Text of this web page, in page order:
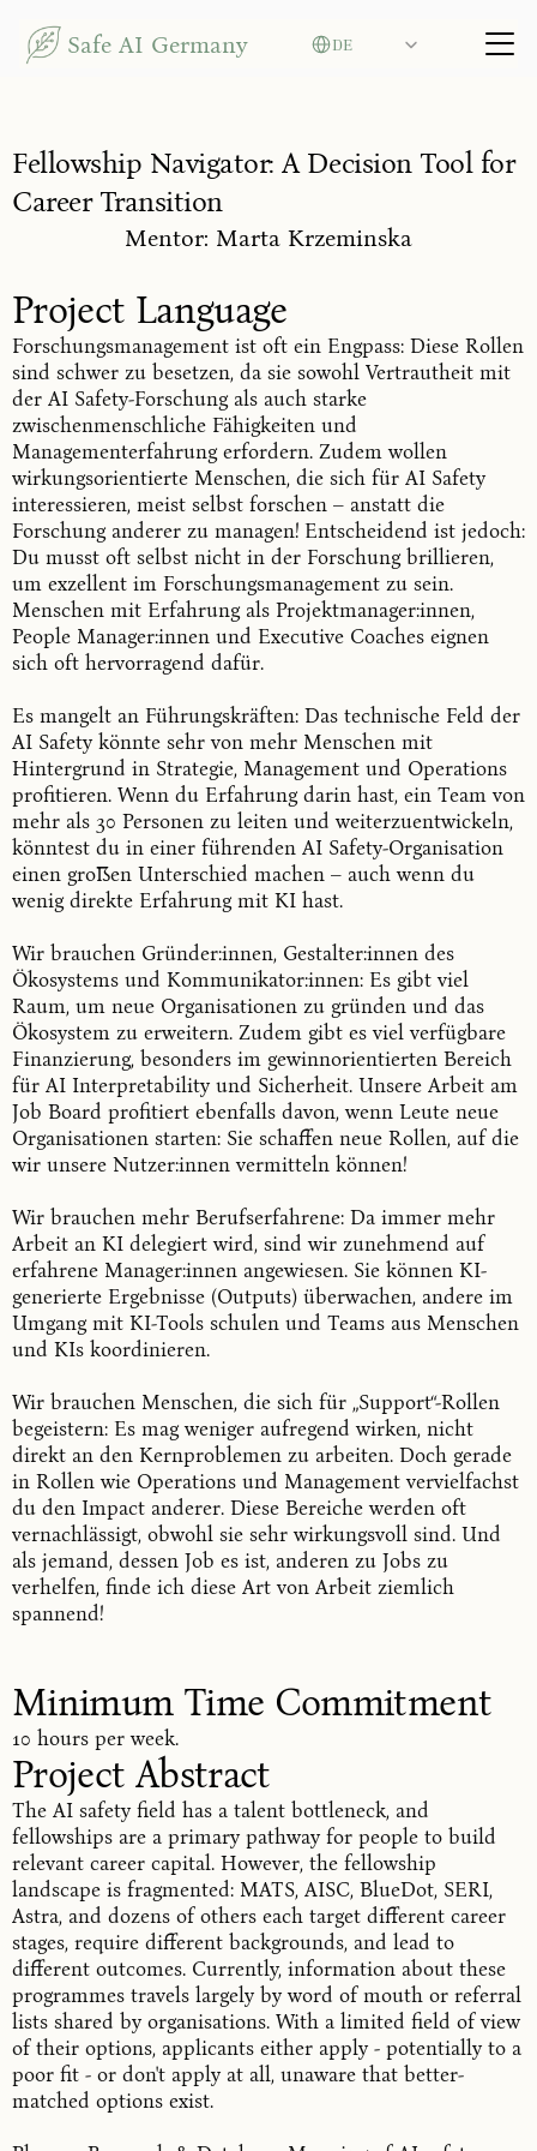
Safe AI Germany DE
Fellowship Navigator: A Decision Tool for
Career Transition
Mentor: Marta Krzeminska
Project Language
Forschungsmanagement ist oft ein Engpass: Diese Rollen
sind schwer zu besetzen, da sie sowohl Vertrautheit mit
der AI Safety-Forschung als auch starke
zwischenmenschliche Fähigkeiten und
Managementerfahrung erfordern. Zudem wollen
wirkungsorientierte Menschen, die sich für AI Safety
interessieren, meist selbst forschen – anstatt die
Forschung anderer zu managen! Entscheidend ist jedoch:
Du musst oft selbst nicht in der Forschung brillieren,
um exzellent im Forschungsmanagement zu sein.
Menschen mit Erfahrung als Projektmanager:innen,
People Manager:innen und Executive Coaches eignen
sich oft hervorragend dafür.
Es mangelt an Führungskräften: Das technische Feld der
AI Safety könnte sehr von mehr Menschen mit
Hintergrund in Strategie, Management und Operations
profitieren. Wenn du Erfahrung darin hast, ein Team von
mehr als 30 Personen zu leiten und weiterzuentwickeln,
könntest du in einer führenden AI Safety-Organisation
einen großen Unterschied machen – auch wenn du
wenig direkte Erfahrung mit KI hast.
Wir brauchen Gründer:innen, Gestalter:innen des
Ökosystems und Kommunikator:innen: Es gibt viel
Raum, um neue Organisationen zu gründen und das
Ökosystem zu erweitern. Zudem gibt es viel verfügbare
Finanzierung, besonders im gewinnorientierten Bereich
für AI Interpretability und Sicherheit. Unsere Arbeit am
Job Board profitiert ebenfalls davon, wenn Leute neue
Organisationen starten: Sie schaffen neue Rollen, auf die
wir unsere Nutzer:innen vermitteln können!
Wir brauchen mehr Berufserfahrene: Da immer mehr
Arbeit an KI delegiert wird, sind wir zunehmend auf
erfahrene Manager:innen angewiesen. Sie können KI-
generierte Ergebnisse (Outputs) überwachen, andere im
Umgang mit KI-Tools schulen und Teams aus Menschen
und KIs koordinieren.
Wir brauchen Menschen, die sich für „Support“-Rollen
begeistern: Es mag weniger aufregend wirken, nicht
direkt an den Kernproblemen zu arbeiten. Doch gerade
in Rollen wie Operations und Management vervielfachst
du den Impact anderer. Diese Bereiche werden oft
vernachlässigt, obwohl sie sehr wirkungsvoll sind. Und
als jemand, dessen Job es ist, anderen zu Jobs zu
verhelfen, finde ich diese Art von Arbeit ziemlich
spannend!
Minimum Time Commitment
10 hours per week.
Project Abstract
The AI safety field has a talent bottleneck, and
fellowships are a primary pathway for people to build
relevant career capital. However, the fellowship
landscape is fragmented: MATS, AISC, BlueDot, SERI,
Astra, and dozens of others each target different career
stages, require different backgrounds, and lead to
different outcomes. Currently, information about these
programmes travels largely by word of mouth or referral
lists shared by organisations. With a limited field of view
of their options, applicants either apply - potentially to a
poor fit - or don't apply at all, unaware that better-
matched options exist.